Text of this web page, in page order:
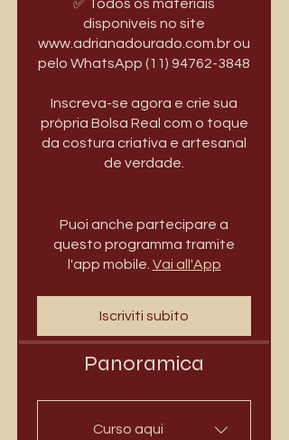
✅ Todos os materiais
disponíveis no site
www.adrianadourado.com.br ou
pelo WhatsApp (11) 94762-3848
Inscreva-se agora e crie sua
própria Bolsa Real com o toque
da costura criativa e artesanal
de verdade.
Puoi anche partecipare a
questo programma tramite
l'app mobile. Vai all'App
Iscriviti subito
Panoramica
Curso aqui